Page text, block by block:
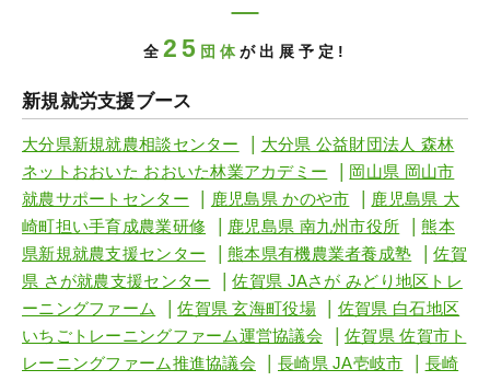
全 25 団体が出展予定!
新規就労支援ブース
大分県新規就農相談センター | 大分県 公益財団法人 森林
ネットおおいた おおいた林業アカデミー
| 岡山県 岡山市
就農サポートセンター
| 鹿児島県 かのや市 | 鹿児島県 大
崎町担い手育成農業研修
| 鹿児島県 南九州市役所 | 熊本
県新規就農支援センター
| 熊本県有機農業者養成塾 | 佐賀
県 さが就農支援センター
| 佐賀県 JAさが みどり地区トレ
ーニングファーム
| 佐賀県 玄海町役場 | 佐賀県 白石地区
いちごトレーニングファーム運営協議会
| 佐賀県 佐賀市ト
レーニングファーム推進協議会
| 長崎県 JA壱岐市 | 長崎